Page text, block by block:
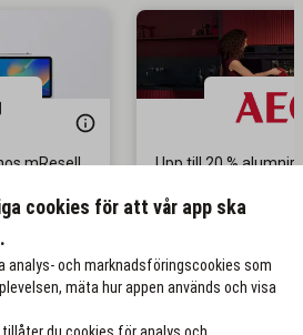
mResell
Upp till 20 %
cookies för att vår app ska
analys- och marknadsföringscookies som
mäta hur appen används och visa